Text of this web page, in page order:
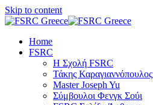
Skip to content
Home
FSRC
Η Σχολή FSRC
Τάκης Καραγιαννόπουλος
Master Joseph Yu
Σύμβουλοι Φενγκ Σούι